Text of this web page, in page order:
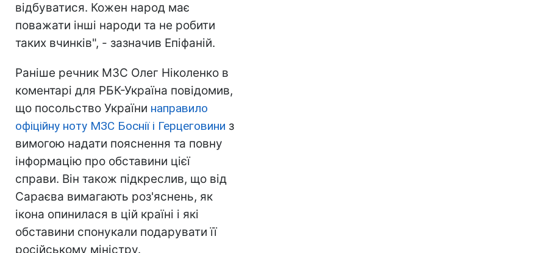
відбуватися. Кожен народ має
поважати інші народи та не робити
таких вчинків", - зазначив Епіфаній.
Раніше речник МЗС Олег Ніколенко в
коментарі для РБК-Україна повідомив,
що посольство України направило
офіційну ноту МЗС Боснії і Герцеговини з
вимогою надати пояснення та повну
інформацію про обставини цієї
справи. Він також підкреслив, що від
Сараєва вимагають роз'яснень, як
ікона опинилася в цій країні і які
обставини спонукали подарувати її
російському міністру.